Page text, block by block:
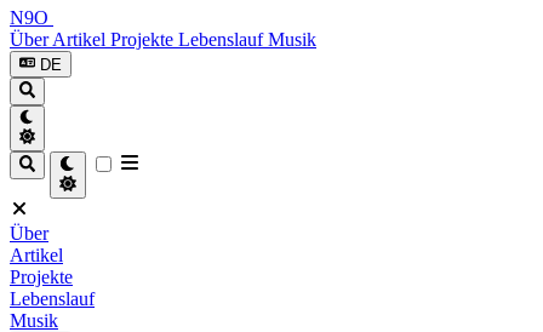
N9O
ÜberArtikel Projekte LebenslaufMusik
DE
Über
Artikel
Projekte
Lebenslauf
Musik